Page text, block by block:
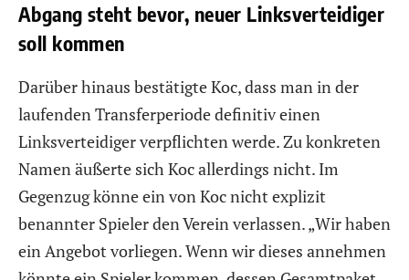
Abgang steht bevor, neuer Linksverteidiger
soll kommen
Darüber hinaus bestätigte Koc, dass man in der
laufenden Transferperiode definitiv einen
Linksverteidiger verpflichten werde. Zu konkreten
Namen äußerte sich Koc allerdings nicht. Im
Gegenzug könne ein von Koc nicht explizit
benannter Spieler den Verein verlassen. „Wir haben
ein Angebot vorliegen. Wenn wir dieses annehmen